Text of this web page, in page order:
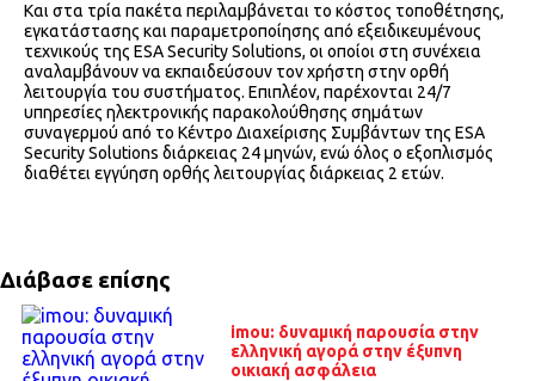
Και στα τρία πακέτα περιλαμβάνεται το κόστος τοποθέτησης,
εγκατάστασης και παραμετροποίησης από εξειδικευμένους
τεχνικούς της ESA Security Solutions, οι οποίοι στη συνέχεια
αναλαμβάνουν να εκπαιδεύσουν τον χρήστη στην ορθή
λειτουργία του συστήματος. Επιπλέον, παρέχονται 24/7
υπηρεσίες ηλεκτρονικής παρακολούθησης σημάτων
συναγερμού από το Κέντρο Διαχείρισης Συμβάντων της ESA
Security Solutions διάρκειας 24 μηνών, ενώ όλος ο εξοπλισμός
διαθέτει εγγύηση ορθής λειτουργίας διάρκειας 2 ετών.
Διάβασε επίσης
imou: δυναμική παρουσία στην
ελληνική αγορά στην έξυπνη
οικιακή ασφάλεια